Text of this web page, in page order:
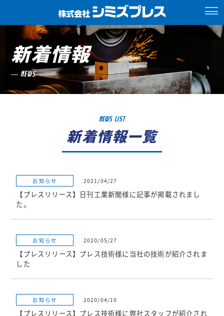
新着情報
NEWS
NEWS LIST
新着情報一覧
お知らせ 2021/04/27
【プレスリリース】日刊工業新聞様に記事が掲載されまし
た。
お知らせ 2020/05/27
【プレスリリース】プレス技術様に当社の技術が紹介されま
した
お知らせ 2020/04/10
【プレスリリース】プレス技術様に弊社スタッフが紹介され